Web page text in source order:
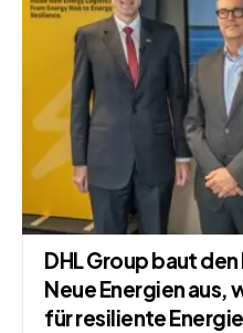
DHL Group baut
Neue Energien aus,
für resiliente